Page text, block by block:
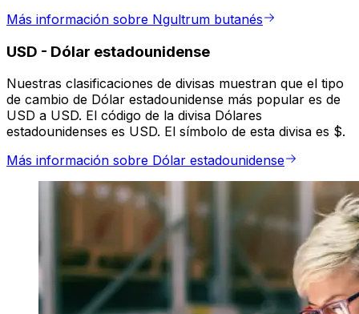
Más información sobre Ngultrum butanés
USD - Dólar estadounidense
Nuestras clasificaciones de divisas muestran que el tipo
de cambio de Dólar estadounidense más popular es de
USD a USD. El código de la divisa Dólares
estadounidenses es USD. El símbolo de esta divisa es $.
Más información sobre Dólar estadounidense